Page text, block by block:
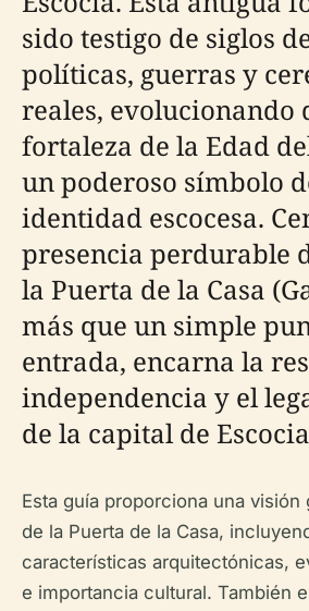
sido testigo de siglos
políticas, guerras y
reales, evolucionando
fortaleza de la Edad
un poderoso símbolo
identidad escocesa.
presencia perdurable
la Puerta de la Casa
más que un simple
entrada, encarna la
independencia y el
de la capital de
Esta guía proporciona una visión
de la Puerta de la Casa,
características arquitectónicas,
e importancia cultural. También